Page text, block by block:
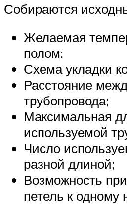
Собираются
Желаемая
полом:
Схема укладки
Расстояние
трубопровода;
Максимальная
используемой
Число
разной длиной;
Возможность
петель к одному